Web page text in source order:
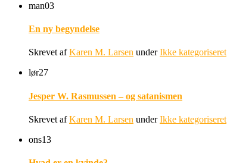
man03
En ny begyndelse
Skrevet afKaren M. Larsen underIkke kategoriseret
lør27
Jesper W. Rasmussen – og satanismen
Skrevet afKaren M. Larsen underIkke kategoriseret
ons13